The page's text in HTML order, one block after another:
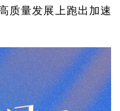
质量发展上跑出加速